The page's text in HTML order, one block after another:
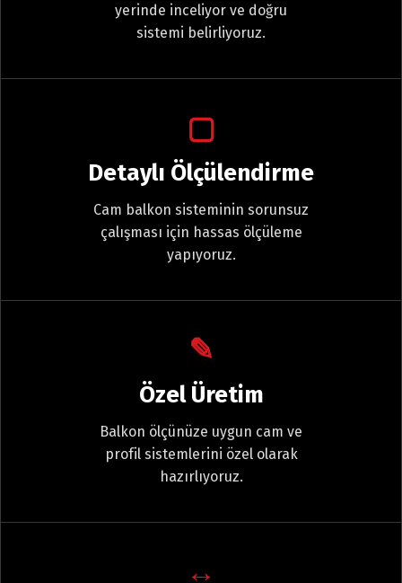
yerinde inceliyor ve doğru
sistemi belirliyoruz.
▢
Detaylı Ölçülendirme
Cam balkon sisteminin sorunsuz
çalışması için hassas ölçüleme
yapıyoruz.
✎
Özel Üretim
Balkon ölçünüze uygun cam ve
profil sistemlerini özel olarak
hazırlıyoruz.
↔